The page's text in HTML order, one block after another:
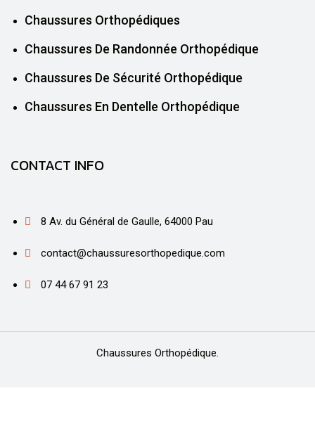
Chaussures Orthopédiques
Chaussures De Randonnée Orthopédique
Chaussures De Sécurité Orthopédique
Chaussures En Dentelle Orthopédique
CONTACT INFO
8 Av. du Général de Gaulle, 64000 Pau
contact@chaussuresorthopedique.com
07 44 67 91 23
Chaussures Orthopédique.